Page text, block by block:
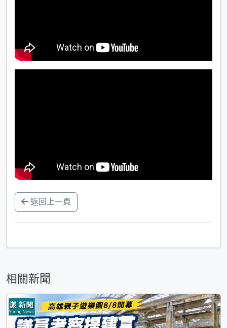
返回上一頁
相關新聞